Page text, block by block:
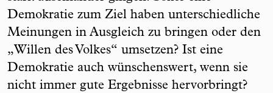
Demokratie zum Ziel haben unterschiedliche
Meinungen in Ausgleich zu bringen oder den
„Willen des Volkes“ umsetzen? Ist eine
Demokratie auch wünschenswert, wenn sie
nicht immer gute Ergebnisse hervorbringt?